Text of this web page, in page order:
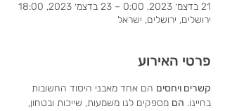
21 בדצמ׳ 2023, 0:00 – 23 בדצמ׳ 2023, 18:00
ירושלים, ירושלים, ישראל
פרטי האירוע
קשרים ויחסים הם אחד מאבני היסוד החשובות
בחיינו. הם מספקים לנו משמעות, שייכות ובטחון,